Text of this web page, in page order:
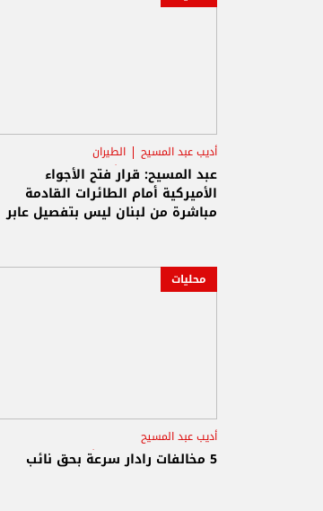
أديب عبد المسيح
الطيران
الولايات المتحدة الأميركية
عبد المسيح: قرار فتح الأجواء
الأميركية أمام الطائرات القادمة
مباشرة من لبنان ليس بتفصيل عابر
محليات
أديب عبد المسيح
المديريّة العامّة لقوى الأمن الدّاخلي 5 مخالفات رادار سرعة بحق نائب